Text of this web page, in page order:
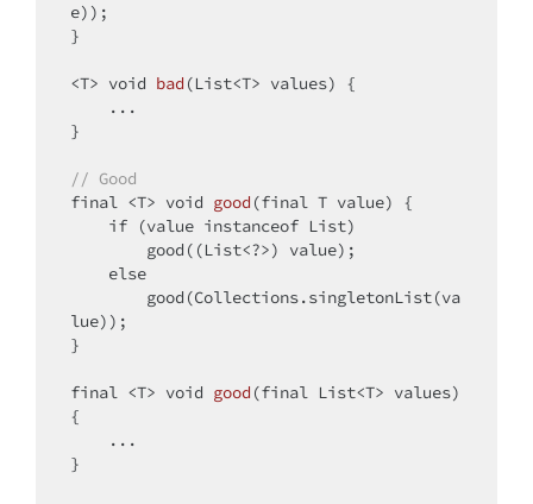
e));
}
<T> void bad (List<T> values)
{
}
// Good
final <T> void good (final T value)
{
if (value instanceof List)
else
lue));
}
final <T> void good (final List<T> values)
{
}